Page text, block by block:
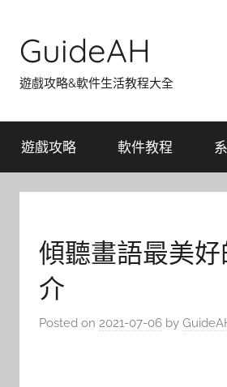
content
GuideAH
遊戲攻略&軟件生活教程大全
遊戲攻略 軟件教程
傾聽畫語最美
介
Posted on 2021-07-06 by